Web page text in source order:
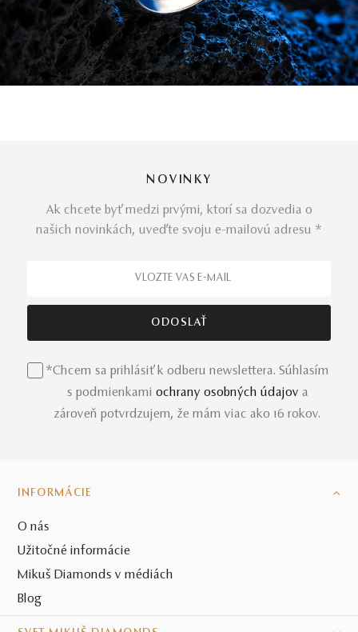
NOVINKY
Ak chcete byť medzi prvými, ktorí sa dozvedia o
našich novinkách, uveďte svoju e-mailovú adresu *
*Chcem sa prihlásiť k odberu newslettera. Súhlasím
s podmienkami ochrany osobných údajov a
zároveň potvrdzujem, že mám viac ako 16 rokov.
INFORMÁCIE
O nás
Užitočné informácie
Mikuš Diamonds v médiách
Blog